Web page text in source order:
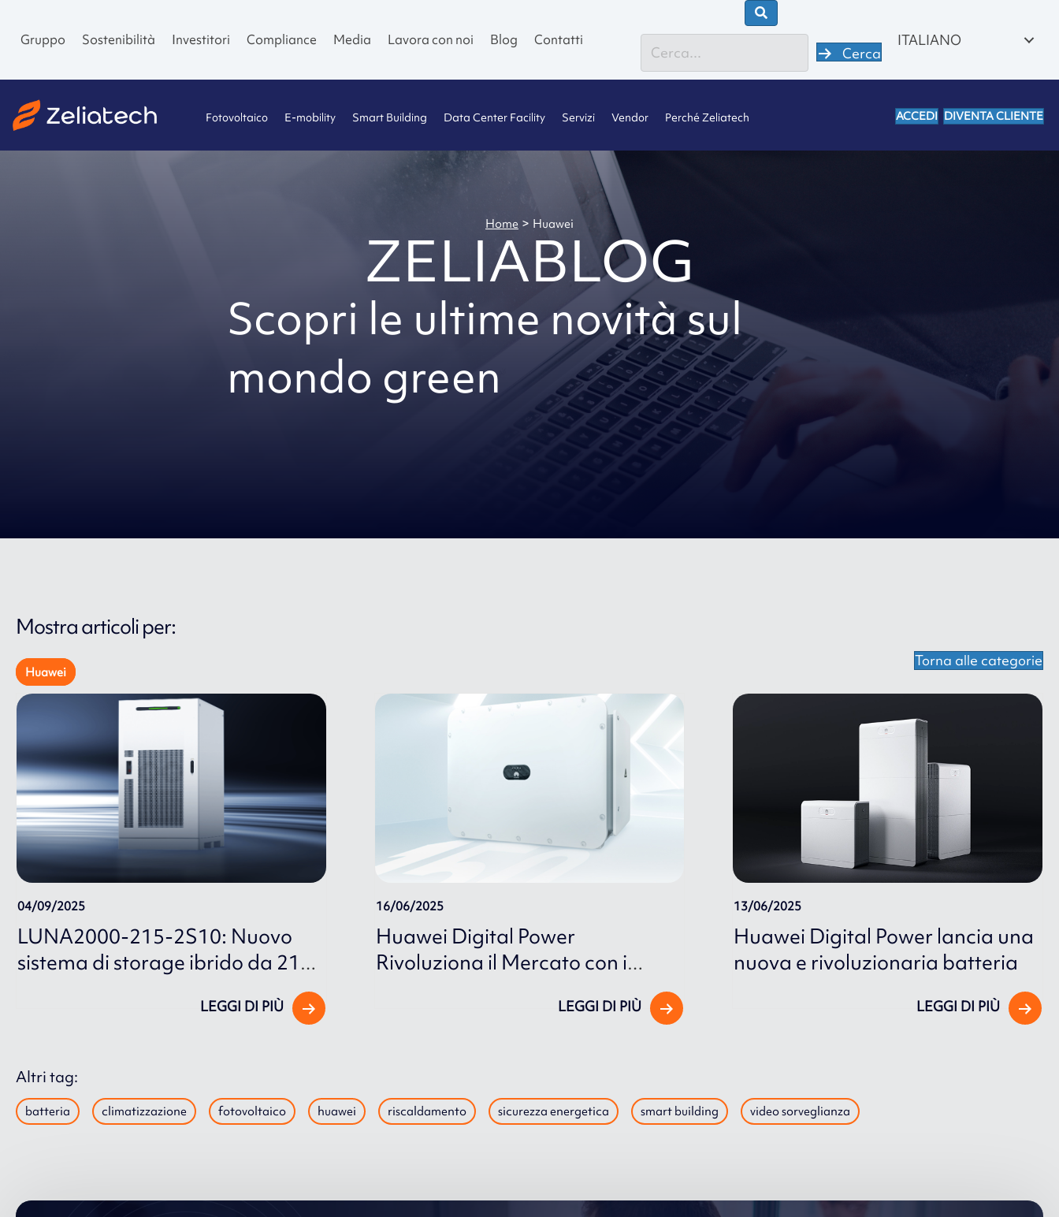
Gruppo Sostenibilità Investitori Compliance Media Lavora con noi Blog Contatti
Cerca
ITALIANO
Fotovoltaico E-mobility Smart Building Data Center Facility Servizi Vendor Perché Zeliatech ACCEDI DIVENTA CLIENTE
Home > Huawei
ZELIABLOG
Scopri le ultime novità sul
mondo green
Mostra articoli per:
Huawei
Torna alle categorie
04/09/2025
LUNA2000-215-2S10: Nuovo
sistema di storage ibrido da 215
LEGGI DI PIÙ
16/06/2025
Huawei Digital Power
Rivoluziona il Mercato con i
LEGGI DI PIÙ
13/06/2025
Huawei Digital Power lancia una
nuova e rivoluzionaria batteria
LEGGI DI PIÙ
Altri tag:
batteria climatizzazione fotovoltaico huawei riscaldamento sicurezza energetica smart building video sorveglianza